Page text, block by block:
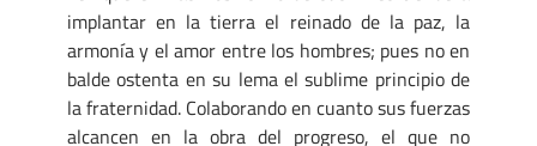
implantar en la tierra el reinado de la paz, la
armonía y el amor entre los hombres; pues no en
balde ostenta en su lema el sublime principio de
la fraternidad. Colaborando en cuanto sus fuerzas
alcancen en la obra del progreso, el que no